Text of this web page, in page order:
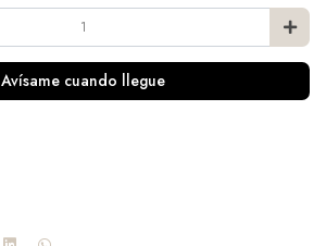
Avísame cuando llegue